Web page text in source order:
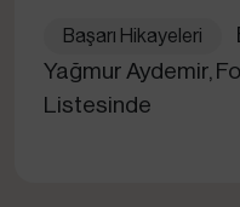
Başarı Hikayeleri
Yağmur Aydemir,
Listesinde